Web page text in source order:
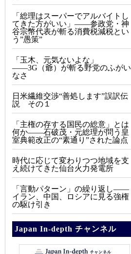
「総理はスーパーでアルバイトし
てきた方がいい」――参政党・神
谷宗幣代表が斬る消費税減税とい
う”愚策”
「玉木、元気ないよな」
――3G（爺）が斬る野党のふがい
なさ
日米繊維交渉“善処します”誤訳伝
説 その１
「主権の存する国民の総意」とは
何か――石破茂・元総理が問う皇
室典範改正の“素通り”された論点
時代に応じて変わりつつ地域を支
え続けてきた仙台火力発電所
「言動パターン」の繰り返し――
イラン、中国、ロシアに見る強権
の駆け引き
Japan In-depth チャンネル